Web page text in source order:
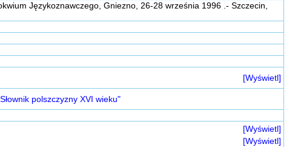
Językoznawczego, Gniezno, 26-28 września 1996 .- Szczecin,
[Wyświetl]
polszczyzny XVI wieku"
[Wyświetl]
[Wyświetl]